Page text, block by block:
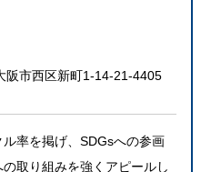
阪市西区新町1-14-21-4405
率を掲げ、SDGsへの参画
取り組みを強くアピールし